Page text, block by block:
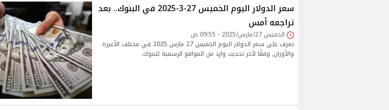
سعر الدولار اليوم الخميس 27-3-2025 في البنوك.. بعد
تراجعه أمس
الخميس 27/مارس/2025 - 09:55 ص
تعرف على سعر الدولار اليوم الخميس 27 مارس 2025 في مختلف الأعيرة
والأوزان, وفقًا لآخر تحديث وارد من المواقع الرسمية للبنوك.